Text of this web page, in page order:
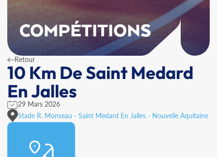
COMPÉTITIONS
Retour
10 Km De Saint Medard
En Jalles
29 Mars 2026
Stade R. Monseau - Saint Medard En Jalles - Nouvelle Aquitaine